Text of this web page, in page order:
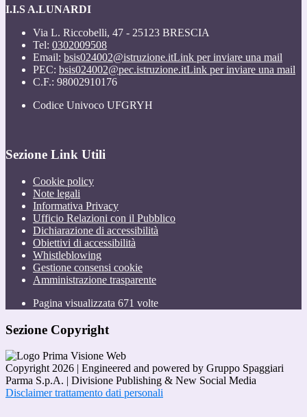
I.I.S A.LUNARDI
Via L. Riccobelli, 47 - 25123 BRESCIA
Tel: 0302009508
Email: bsis024002@istruzione.itLink per inviare una mail
PEC: bsis024002@pec.istruzione.itLink per inviare una mail
C.F.: 98002910176
Codice Univoco UFGRYH
Sezione Link Utili
Cookie policy
Note legali
Informativa Privacy
Ufficio Relazioni con il Pubblico
Dichiarazione di accessibilità
Obiettivi di accessibilità
Whistleblowing
Gestione consensi cookie
Amministrazione trasparente
Pagina visualizzata 671 volte
Sezione Copyright
Copyright 2026 | Engineered and powered by Gruppo Spaggiari
Parma S.p.A. | Divisione Publishing & New Social Media
Disclaimer trattamento dati personali